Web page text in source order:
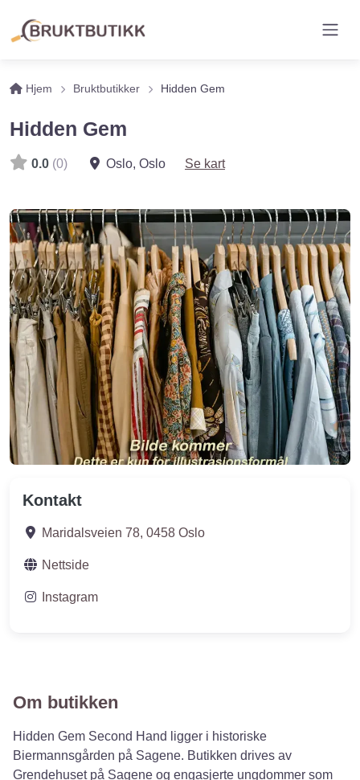
Hjem Bruktbutikker Hidden Gem
Hidden Gem
0.0 (0) Oslo, Oslo Se kart
Kontakt
Maridalsveien 78, 0458 Oslo
Nettside
Instagram
Om butikken
Hidden Gem Second Hand ligger i historiske
Biermannsgården på Sagene. Butikken drives av
Grendehuset på Sagene og engasjerte ungdommer som